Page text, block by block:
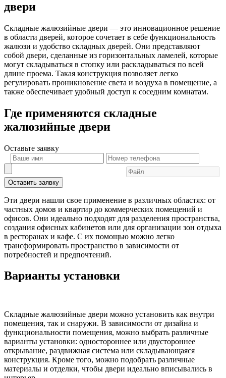
двери
Складные жалюзийные двери — это инновационное решение
в области дверей, которое сочетает в себе функциональность
жалюзи и удобство складных дверей. Они представляют
собой двери, сделанные из горизонтальных ламелей, которые
могут складываться в стопку или раскладываться по всей
длине проема. Такая конструкция позволяет легко
регулировать проникновение света и воздуха в помещение, а
также обеспечивает удобный доступ к соседним комнатам.
Где применяются складные
жалюзийные двери
Оставьте заявку
Оставить заявку
Эти двери нашли свое применение в различных областях: от
частных домов и квартир до коммерческих помещений и
офисов. Они идеально подходят для разделения пространства,
создания офисных кабинетов или для организации зон отдыха
в ресторанах и кафе. С их помощью можно легко
трансформировать пространство в зависимости от
потребностей и предпочтений.
Варианты установки
Складные жалюзийные двери можно установить как внутри
помещения, так и снаружи. В зависимости от дизайна и
функциональности помещения, можно выбрать различные
варианты установки: одностороннее или двустороннее
открывание, раздвижная система или складывающаяся
конструкция. Кроме того, можно подобрать различные
материалы и отделки, чтобы двери идеально вписывались в